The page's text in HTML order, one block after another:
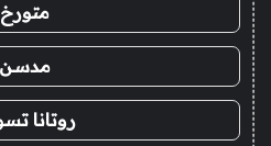
متورخ
مدسن
روتانا